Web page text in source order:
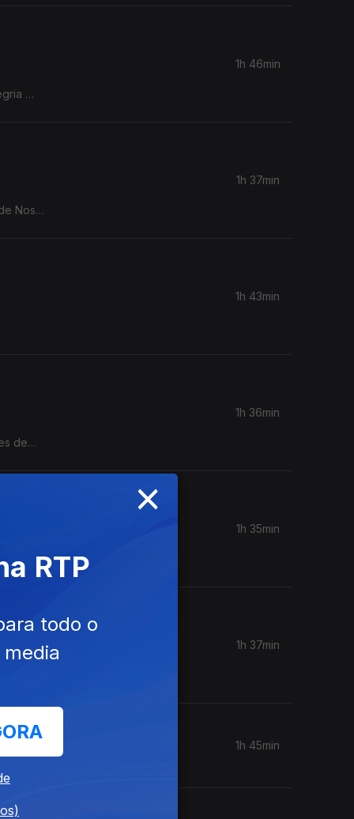
1h 46min
Nossa
1h 37min
1h 43min
de
1h 36min
1h 35min
1h 37min
1h 45min
×
RTP
todo o